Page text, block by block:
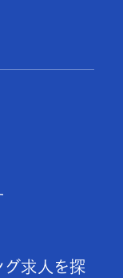
求人を探